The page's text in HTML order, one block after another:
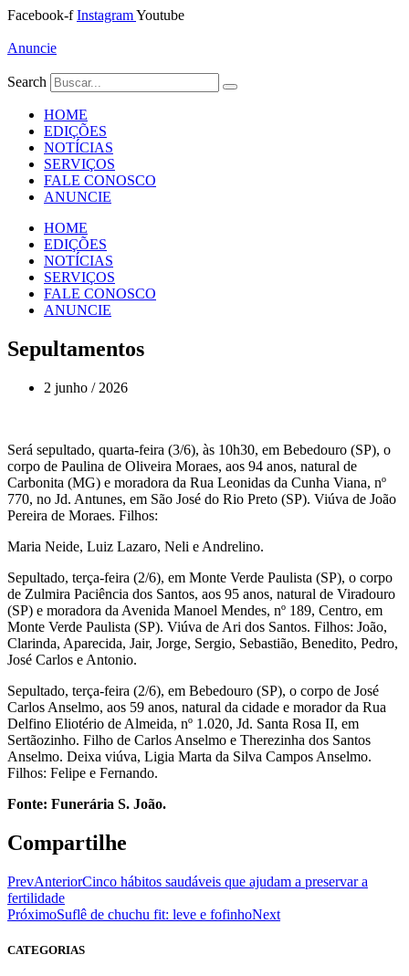
Ir
o
Facebook-f InstagramYoutube
Anuncie
Search
HOME
EDIÇÕES
NOTÍCIAS
SERVIÇOS
FALE CONOSCO
ANUNCIE
HOME
EDIÇÕES
NOTÍCIAS
SERVIÇOS
FALE CONOSCO
ANUNCIE
Sepultamentos
2 junho / 2026
Será sepultado, quarta-feira (3/6), às 10h30, em Bebedouro (SP), o
corpo de Paulina de Oliveira Moraes, aos 94 anos, natural de
Carbonita (MG) e moradora da Rua Leonidas da Cunha Viana, nº
770, no Jd. Antunes, em São José do Rio Preto (SP). Viúva de João
Pereira de Moraes. Filhos:
Maria Neide, Luiz Lazaro, Neli e Andrelino.
Sepultado, terça-feira (2/6), em Monte Verde Paulista (SP), o corpo
de Zulmira Paciência dos Santos, aos 95 anos, natural de Viradouro
(SP) e moradora da Avenida Manoel Mendes, nº 189, Centro, em
Monte Verde Paulista (SP). Viúva de Ari dos Santos. Filhos: João,
Clarinda, Aparecida, Jair, Jorge, Sergio, Sebastião, Benedito, Pedro,
José Carlos e Antonio.
Sepultado, terça-feira (2/6), em Bebedouro (SP), o corpo de José
Carlos Anselmo, aos 59 anos, natural da cidade e morador da Rua
Delfino Eliotério de Almeida, nº 1.020, Jd. Santa Rosa II, em
Sertãozinho. Filho de Carlos Anselmo e Therezinha dos Santos
Anselmo. Deixa viúva, Ligia Marta da Silva Campos Anselmo.
Filhos: Felipe e Fernando.
Fonte: Funerária S. João.
Compartilhe
PrevAnteriorCinco hábitos saudáveis que ajudam a preservar a
fertilidade
PróximoSuflê de chuchu fit: leve e fofinhoNext
CATEGORIAS